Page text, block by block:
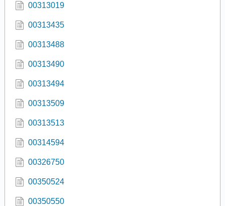
00313019
00313435
00313488
00313490
00313494
00313509
00313513
00314594
00326750
00350524
00350550